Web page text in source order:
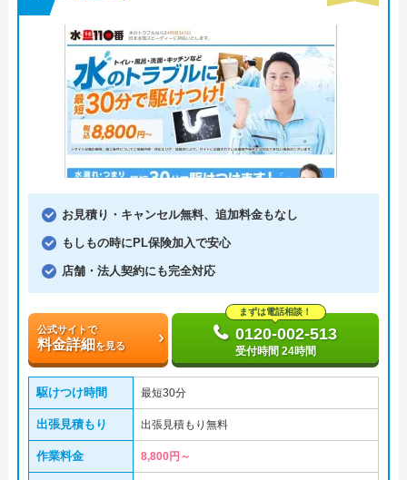
お見積り・キャンセル無料、追加料金もなし
もしもの時にPL保険加入で安心
店舗・法人契約にも完全対応
公式サイトで
料金詳細を見る
まずは電話相談！
0120-002-513
受付時間 24時間
駆けつけ時間 最短30分
出張見積もり 出張見積もり無料
作業料金 8,800円～